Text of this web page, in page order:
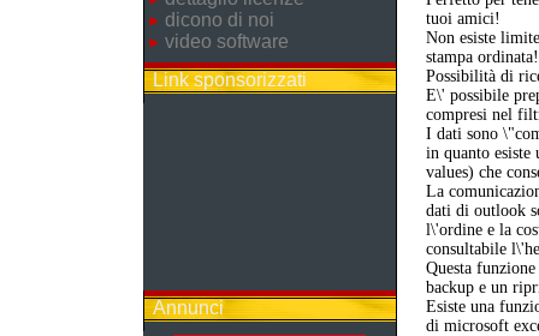
dicono di noi
video software
Link sponsorizzati
Annunci
tuoi amici!
Non esiste
stampa ordinata!
Possibilità di
E\' possibile
compresi nel
I dati sono
in quanto esiste
values) che
La
dati di outlook
l\'ordine e la
consultabile
Questa
backup e un
Esiste una
di microsoft